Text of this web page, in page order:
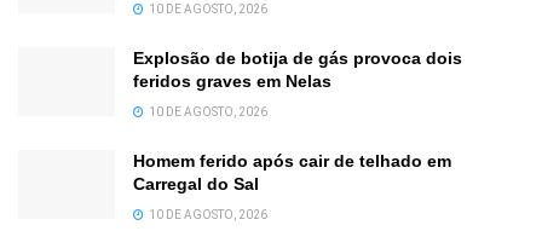
10 DE AGOSTO, 2026
Explosão de botija de gás provoca dois
feridos graves em Nelas
10 DE AGOSTO, 2026
Homem ferido após cair de telhado em
Carregal do Sal
10 DE AGOSTO, 2026